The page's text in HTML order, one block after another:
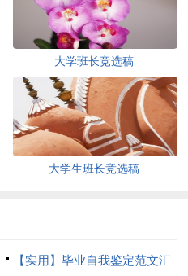
大学班长竞选稿
大学生班长竞选稿
【实用】毕业自我鉴定范文汇